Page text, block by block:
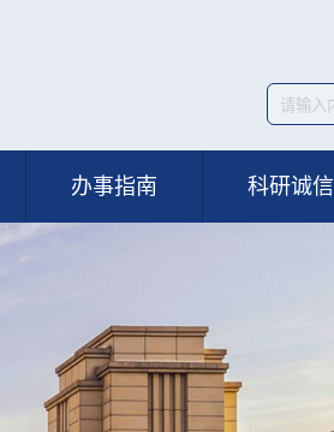
办事指南 科研诚信